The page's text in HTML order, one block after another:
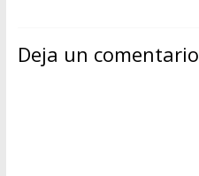
Deja un comentario